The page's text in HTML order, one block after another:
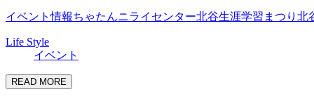
イベント情報ちゃたんニライセンター北谷生涯学習まつり 北
Life Style
イベント
READ MORE